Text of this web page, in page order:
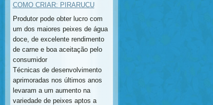
COMO CRIAR: PIRARUCU
Produtor pode obter lucro com
um dos maiores peixes de água
doce, de excelente rendimento
de carne e boa aceitação pelo
consumidor
Técnicas de desenvolvimento
aprimoradas nos últimos anos
levaram a um aumento na
variedade de peixes aptos a